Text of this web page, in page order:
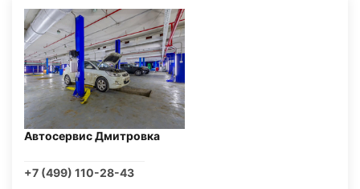
Автосервис Дмитровка
+7 (499) 110-28-43